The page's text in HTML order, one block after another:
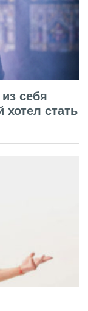
себя
хотел стать